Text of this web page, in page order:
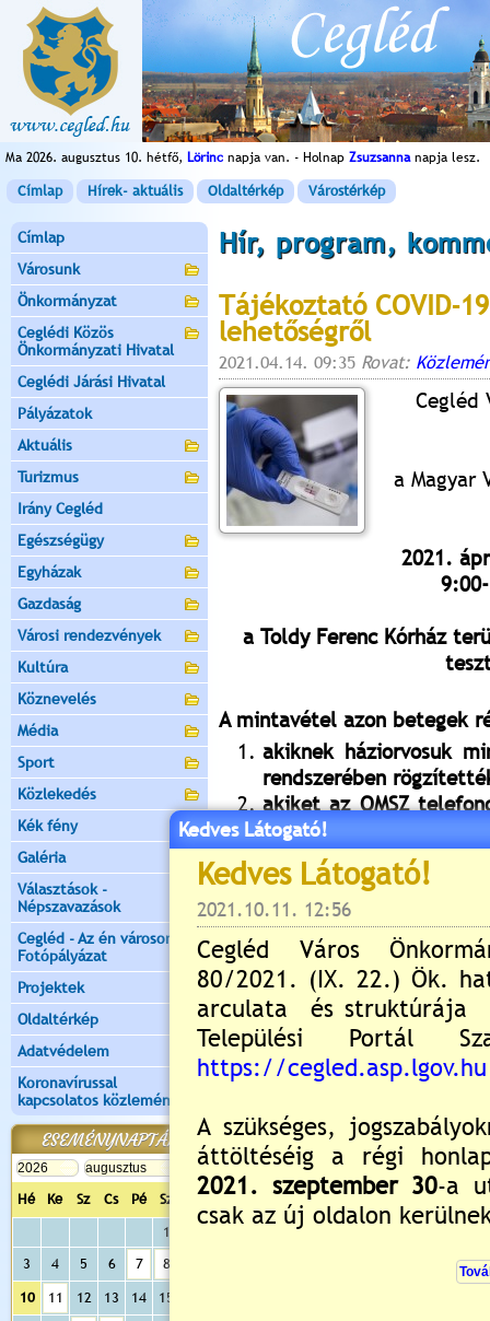
Ma 2026. augusztus 10. hétfő, Lörinc napja van. - Holnap Zsuzsannanapja lesz.
Címlap Hírek- aktuális Oldaltérkép Várostérkép
Címlap
Városunk
Önkormányzat
Ceglédi Közös
Önkormányzati Hivatal
Ceglédi Járási Hivatal
Pályázatok
Aktuális
Turizmus
Irány Cegléd
Egészségügy
Egyházak
Gazdaság
Városi rendezvények
Kultúra
Köznevelés
Média
Sport
Közlekedés
Kék fény
Galéria
Választások -
Népszavazások
Cegléd - Az én városom -
Fotópályázat
Projektek
Oldaltérkép
Adatvédelem
Koronavírussal
kapcsolatos közlemények
ESEMÉNYNAPTÁR
Hé Ke Sz Cs Pé Sz
Va
1
3
4 5 6 7 8
10 11 12 13 14 15
Hír, program,
Tájékoztató COVID-
lehetőségről
2021.04.14. 09:35 Rovat:
Cegléd
a Magyar
2021.
a Toldy Ferenc Kórház
A mintavétel azon betegek
akiknek háziorvosuk
rendszerében
akiket az OMSZ
be a mintavételi
akik enyhe tüneteket
jutott el a lakcímre a
A vizsgálatra autóval
viseljenekés kövesséka
A vizsgálatra vigyék
személyüket igazoló
Első lépésként az
úgy a páciens és a
megfigyelés alá,
járványügyi hatóság és a
keresztül értesítést kap.
Amennyiben a vizsgálat
munkatársai elvégzik a
Kedves Látogató!